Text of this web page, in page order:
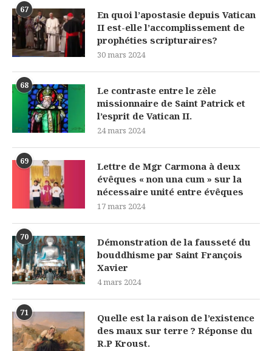
67
En quoi l’apostasie depuis Vatican
II est-elle l’accomplissement de
prophéties scripturaires?
30 mars 2024
68
Le contraste entre le zèle
missionnaire de Saint Patrick et
l’esprit de Vatican II.
24 mars 2024
69
Lettre de Mgr Carmona à deux
évêques « non una cum » sur la
nécessaire unité entre évêques
17 mars 2024
70
Démonstration de la fausseté du
bouddhisme par Saint François
Xavier
4 mars 2024
71
Quelle est la raison de l’existence
des maux sur terre ? Réponse du
R.P Kroust.